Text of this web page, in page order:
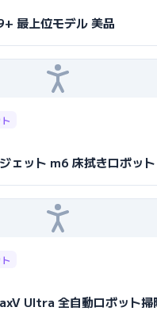
最上位モデル 美品
ェット m6 床拭きロボッ
Ultra 全自動ロボット掃